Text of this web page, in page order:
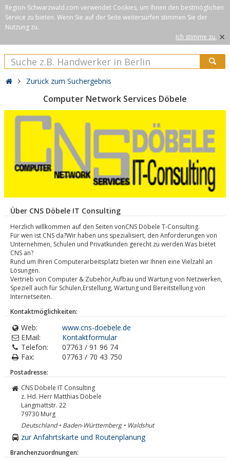
Region-Schwarzwald.com verwendet Cookies, um Ihnen den bestmöglichen
Service zu bieten. Wenn Sie auf der Seite weitersurfen stimmen Sie der
Nutzung zu.
Ich stimme zu. ×
Zurück zum Suchergebnis
Computer Network Services Döbele
Über CNS Döbele IT Consulting
Herzlich willkommen auf den Seiten vonCNS Döbele T-Consulting.
Für wen ist CNS da?Wir haben uns spezialisiert, den Anforderungen von
Unternehmen, Schulen und Privatkunden gerecht zu werden.Was bietet
CNS an?
Rund um Ihren Computerarbeitsplatz bieten wir Ihnen eine Vielzahl an
Lösungen.
Vertrieb von Computer & Zubehör,Aufbau und Wartung von Netzwerken,
Speziell auch für Schulen,Erstellung, Wartung und Bereitstellung von
Internetseiten.
Kontaktmöglichkeiten:
Web:
www.cns-doebele.de
EMail:
Kontaktformular
Telefon:
07763 / 91 96 74
Fax:
07763 / 70 43 750
Postadresse:
CNS Döbele IT Consulting
z. Hd. Herr Matthias Döbele
Langmattstr. 22
79730 Murg
Deutschland • Baden-Württemberg • Waldshut
zur Anfahrtskarte und Routenplanung
Branchenzuordnungen: